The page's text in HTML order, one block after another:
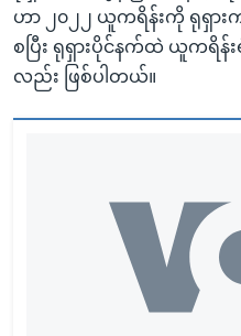
ဟာ ၂၀၂၂ ယူကရိန်းကို ရုရှား
စပြီး ရုရှားပိုင်နက်ထဲ ယူကရိ
လည်း ဖြစ်ပါတယ်။